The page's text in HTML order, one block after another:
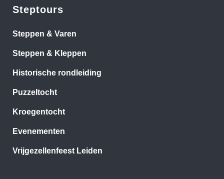
Steptours
Steppen & Varen
Steppen & Kleppen
Historische rondleiding
Puzzeltocht
Kroegentocht
Evenementen
Vrijgezellenfeest Leiden